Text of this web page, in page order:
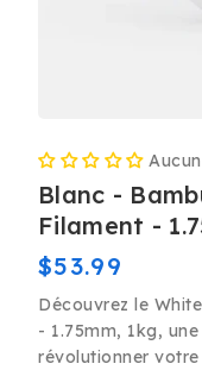
média
dans
une
fenêtre
modale
Blanc -
Filament -
Prix
habituel
$53.99
Découvrez le
- 1.75mm, 1kg,
révolutionner